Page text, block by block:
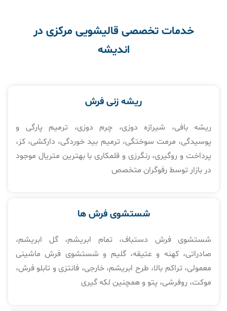
خدمات تخصصی قالیشویی مرکزی در
اندیشه
ریشه زنی فرش
ریشه بافی، شیرازه دوزی، چرم دوزی، ترمیم پارگی و
پوسیدگی، مرمت سوختگی، ترمیم بید خوردگی، دارکشی، کز،
پرداخت و روگیری، رنگرزی و قلمکاری با بهترین متریال موجود
در بازار توسط رفوگران متخصص
شستشوی فرش ها​
شستشوی فرش دستباف، تمام ابریشم، گل ابریشم،
صادراتی، کهنه و عتیقه، گلیم و شستشوی فرش ماشینی
معمولی، تراکم بالا، طرح ابریشم، خارجی، فانتزی و تابلو فرش،
موکت، روفرشی، پتو و همچنین لکه گیری